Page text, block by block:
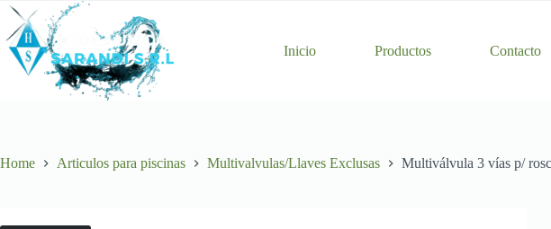
Skip
content
Inicio Productos Contacto
Home Articulos para piscinas Multivalvulas/Llaves Exclusas Multiválvula 3 vías p/